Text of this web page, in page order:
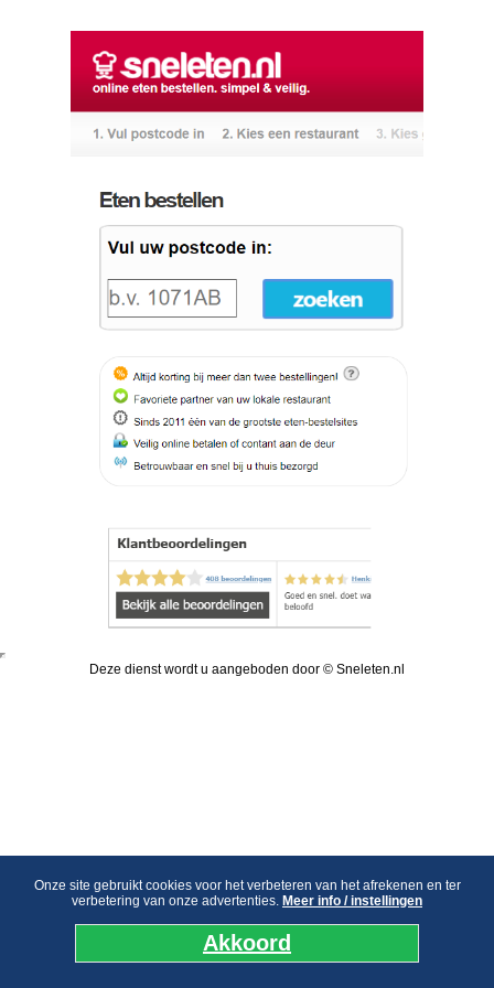
Onze site gebruikt cookies voor het verbeteren van het afrekenen en ter
verbetering van onze advertenties. Meer info / instellingen
Akkoord
Deze dienst wordt u aangeboden door © Sneleten.nl